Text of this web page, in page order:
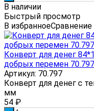
В наличии
Быстрый просмотр
В избранноеСравнение
Конверт для денег
добрых перемен 70.797
Артикул: 70.797
Конверт для денег с
мм
54 ₽